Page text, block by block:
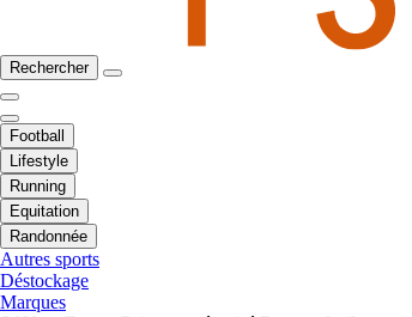
Rechercher
Football
Lifestyle
Running
Equitation
Randonnée
Autres sports
Déstockage
Marques